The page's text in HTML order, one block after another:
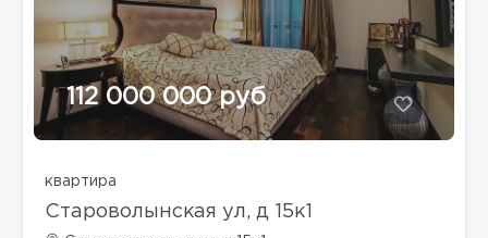
112 000 000 руб
квартира
Староволынская ул, д 15к1